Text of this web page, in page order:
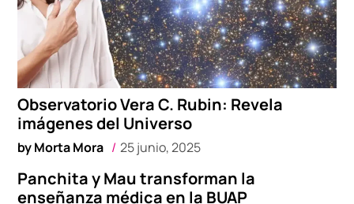
Observatorio Vera C. Rubin: Revela
imágenes del Universo
byMorta Mora 25 junio, 2025
Panchita y Mau transforman la
enseñanza médica en la BUAP